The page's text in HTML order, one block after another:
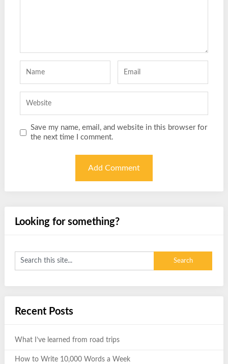
Save my name, email, and website in this browser for
the next time I comment.
Looking for something?
Recent Posts
What I’ve learned from road trips
How to Write 10,000 Words a Week